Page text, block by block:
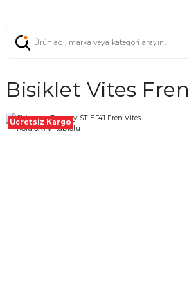
Bisiklet Vites Fren
Ücretsiz Kargo